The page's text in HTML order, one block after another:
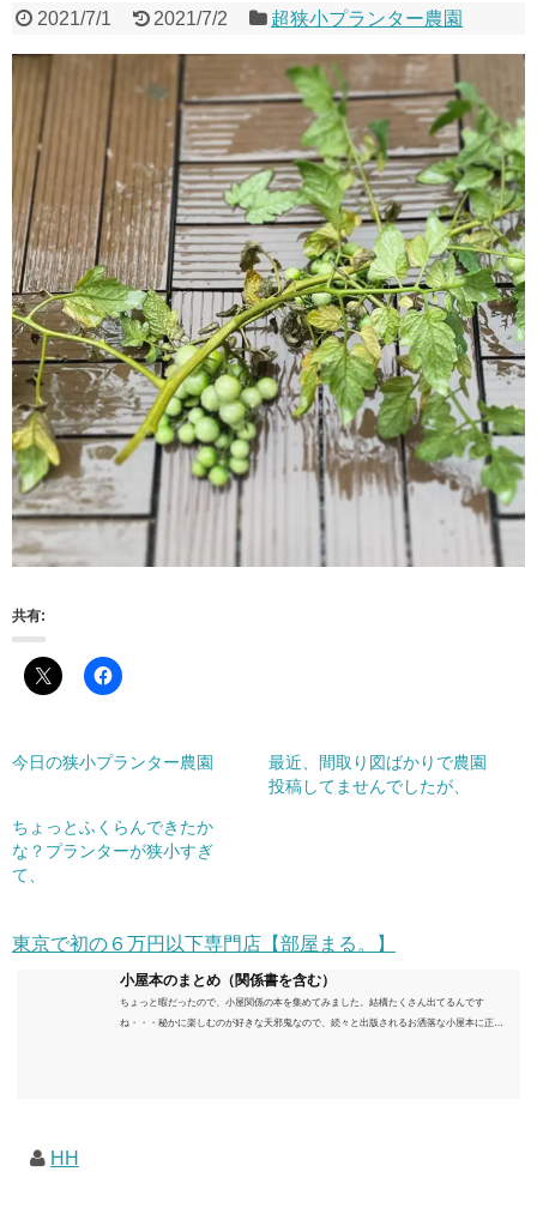
2021/7/1 2021/7/2 超狭小プランター農園
共有:
今日の狭小プランター農園
最近、間取り図ばかりで農園
投稿してませんでしたが、
ちょっとふくらんできたか
な？プランターが狭小すぎ
て、
東京で初の６万円以下専門店【部屋まる。】
小屋本のまとめ（関係書を含む）
ちょっと暇だったので、小屋関係の本を集めてみました。結構たくさん出てるんです
ね・・・秘かに楽しむのが好きな天邪鬼なので、続々と出版されるお洒落な小屋本に正直
HH